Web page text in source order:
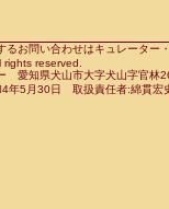
Papio anubis(0)
Papio cynocephalus
Papio hamadryas(0)
leucopus(0)
midas(0)
mystax(0)
るお問い合わせはキュレータ
reserved.
愛知県犬山市大字犬山字官
年5月30日 取扱責任者:綿貫宏